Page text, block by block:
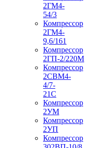
2ГМ4-
54/3
Компрессор
2ГМ4-
9,6/161
Компрессор
2ГП-2/220М
Компрессор
2СВМ4-
4/7-
21С
Компрессор
2УМ
Компрессор
2УП
Компрессор